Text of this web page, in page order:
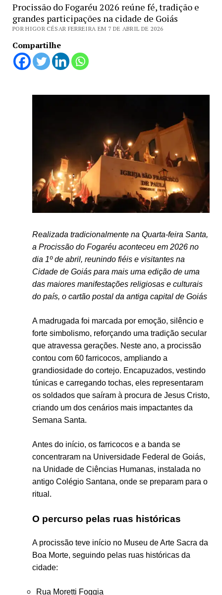
Procissão do Fogaréu 2026 reúne fé, tradição e
grandes participações na cidade de Goiás
POR HIGOR CÉSAR FERREIRA EM 7 DE ABRIL DE 2026
Compartilhe
Realizada tradicionalmente na Quarta-feira Santa,
a Procissão do Fogaréu aconteceu em 2026 no
dia 1º de abril, reunindo fiéis e visitantes na
Cidade de Goiáspara mais uma edição de uma
das maiores manifestações religiosas e culturais
do país, o cartão postal da antiga capital de Goiás
A madrugada foi marcada por emoção, silêncio e
forte simbolismo, reforçando uma tradição secular
que atravessa gerações. Neste ano, a procissão
contou com 60 farricocos, ampliando a
grandiosidade do cortejo. Encapuzados, vestindo
túnicas e carregando tochas, eles representaram
os soldados que saíram à procura de Jesus Cristo,
criando um dos cenários mais impactantes da
Semana Santa.
Antes do início, os farricocos e a banda se
concentraram na Universidade Federal de Goiás,
na Unidade de Ciências Humanas, instalada no
antigo Colégio Santana, onde se preparam para o
ritual.
O percurso pelas ruas históricas
A procissão teve início no Museu de Arte Sacra da
Boa Morte, seguindo pelas ruas históricas da
cidade:
Rua Moretti Foggia